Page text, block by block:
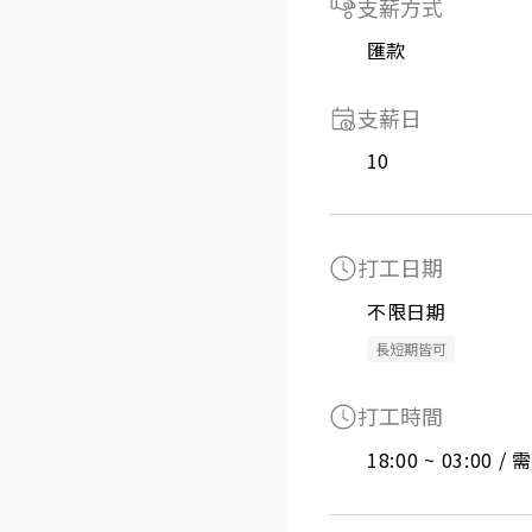
支薪方式
匯款
支薪日
10
打工日期
不限日期
長短期皆可
打工時間
18:00 ~ 03:00 /